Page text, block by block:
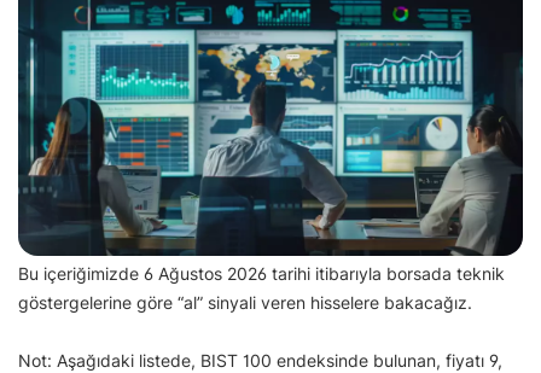
Bu içeriğimizde 6 Ağustos 2026 tarihi itibarıyla borsada teknik
göstergelerine göre “al” sinyali veren hisselere bakacağız.
Not: Aşağıdaki listede, BIST 100 endeksinde bulunan, fiyatı 9,